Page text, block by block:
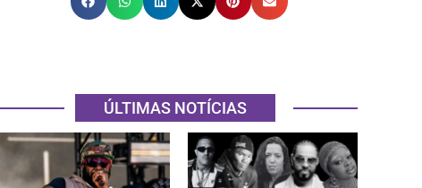
ÚLTIMAS NOTÍCIAS